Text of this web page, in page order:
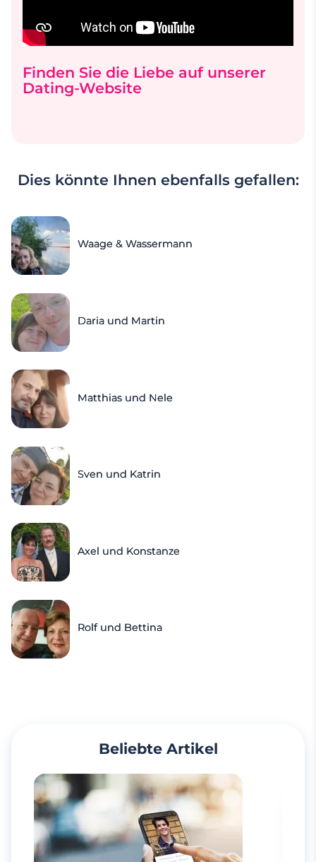
Finden Sie die Liebe auf unserer
Dating-Website
Dies könnte Ihnen ebenfalls gefallen:
Waage & Wassermann
Daria und Martin
Matthias und Nele
Sven und Katrin
Axel und Konstanze
Rolf und Bettina
Beliebte Artikel